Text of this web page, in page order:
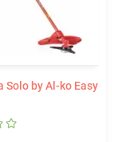
Solo by Al-ko Easy